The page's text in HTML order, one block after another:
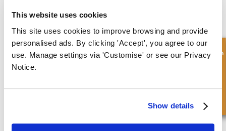
This website uses cookies
This site uses cookies to improve browsing and provide
personalised ads. By clicking 'Accept', you agree to our
use. Manage settings via 'Customise' or see our Privacy
Notice.
Show details Schnellanfrage